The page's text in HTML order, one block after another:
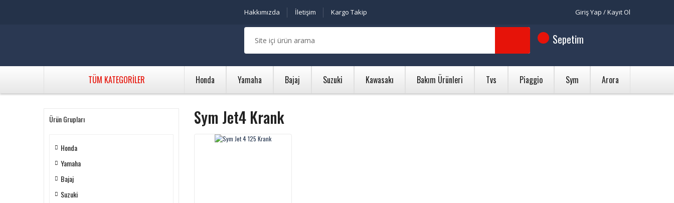
Hakkımızda İletişim Kargo Takip Giriş Yap / Kayıt Ol
Sepetim
TÜM KATEGORİLER Honda Yamaha Bajaj Suzuki Kawasakı Bakım Ürünleri Tvs Piaggio Sym Arora
Ürün Grupları
Honda
Yamaha
Bajaj
Suzuki
Sym Jet4 Krank